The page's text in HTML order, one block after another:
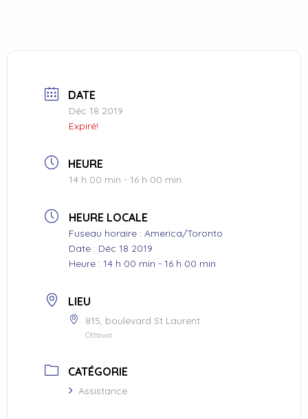
DATE
Déc 18 2019
Expiré!
HEURE
14 h 00 min - 16 h 00 min
HEURE LOCALE
Fuseau horaire : America/Toronto
Date : Déc 18 2019
Heure : 14 h 00 min - 16 h 00 min
LIEU
815, boulevard St Laurent
Ottawa
CATÉGORIE
Assistance